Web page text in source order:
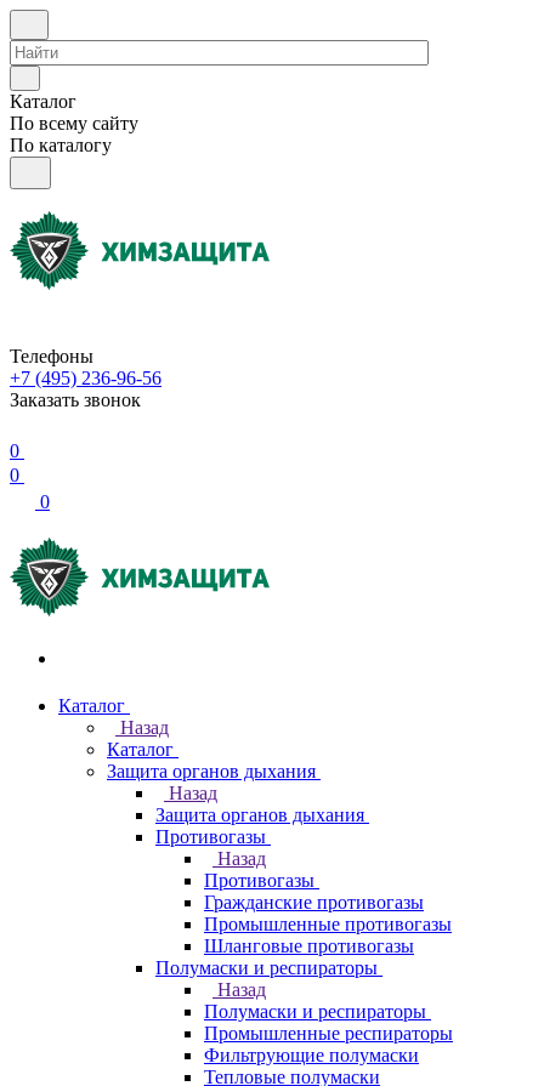
Каталог
По всему сайту
По каталогу
Телефоны
+7 (495) 236-96-56
Заказать звонок
0
0
0
Каталог
Назад
Каталог
Защита органов дыхания
Назад
Защита органов дыхания
Противогазы
Назад
Противогазы
Гражданские противогазы
Промышленные противогазы
Шланговые противогазы
Полумаски и респираторы
Назад
Полумаски и респираторы
Промышленные респираторы
Фильтрующие полумаски
Тепловые полумаски